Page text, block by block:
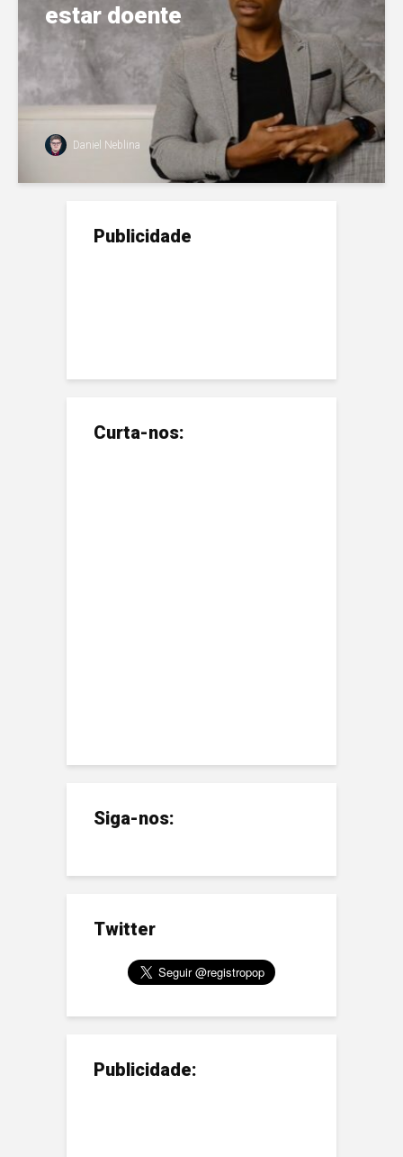
estar doente
Daniel Neblina
Publicidade
Curta-nos:
Siga-nos:
Twitter
Publicidade: